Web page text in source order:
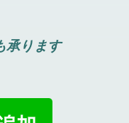
承ります